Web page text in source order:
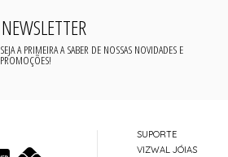
NEWSLETTER
SEJA A PRIMEIRA A SABER DE NOSSAS NOVIDADES E
PROMOÇÕES!
SUPORTE
VIZWAL JÓIAS